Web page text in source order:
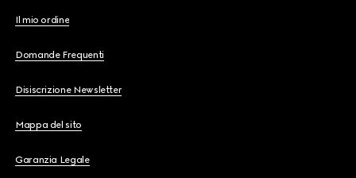
Il mio ordine
Domande Frequenti
Disiscrizione Newsletter
Mappa del sito
Garanzia Legale